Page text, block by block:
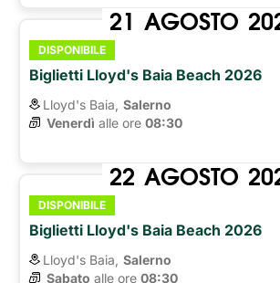
21 AGOSTO
DISPONIBILE
Biglietti Lloyd's Baia Beach 2026
Lloyd's Baia, Salerno
Venerdì alle ore 08:30
22 AGOSTO
DISPONIBILE
Biglietti Lloyd's Baia Beach 2026
Lloyd's Baia, Salerno
Sabato alle ore 08:30